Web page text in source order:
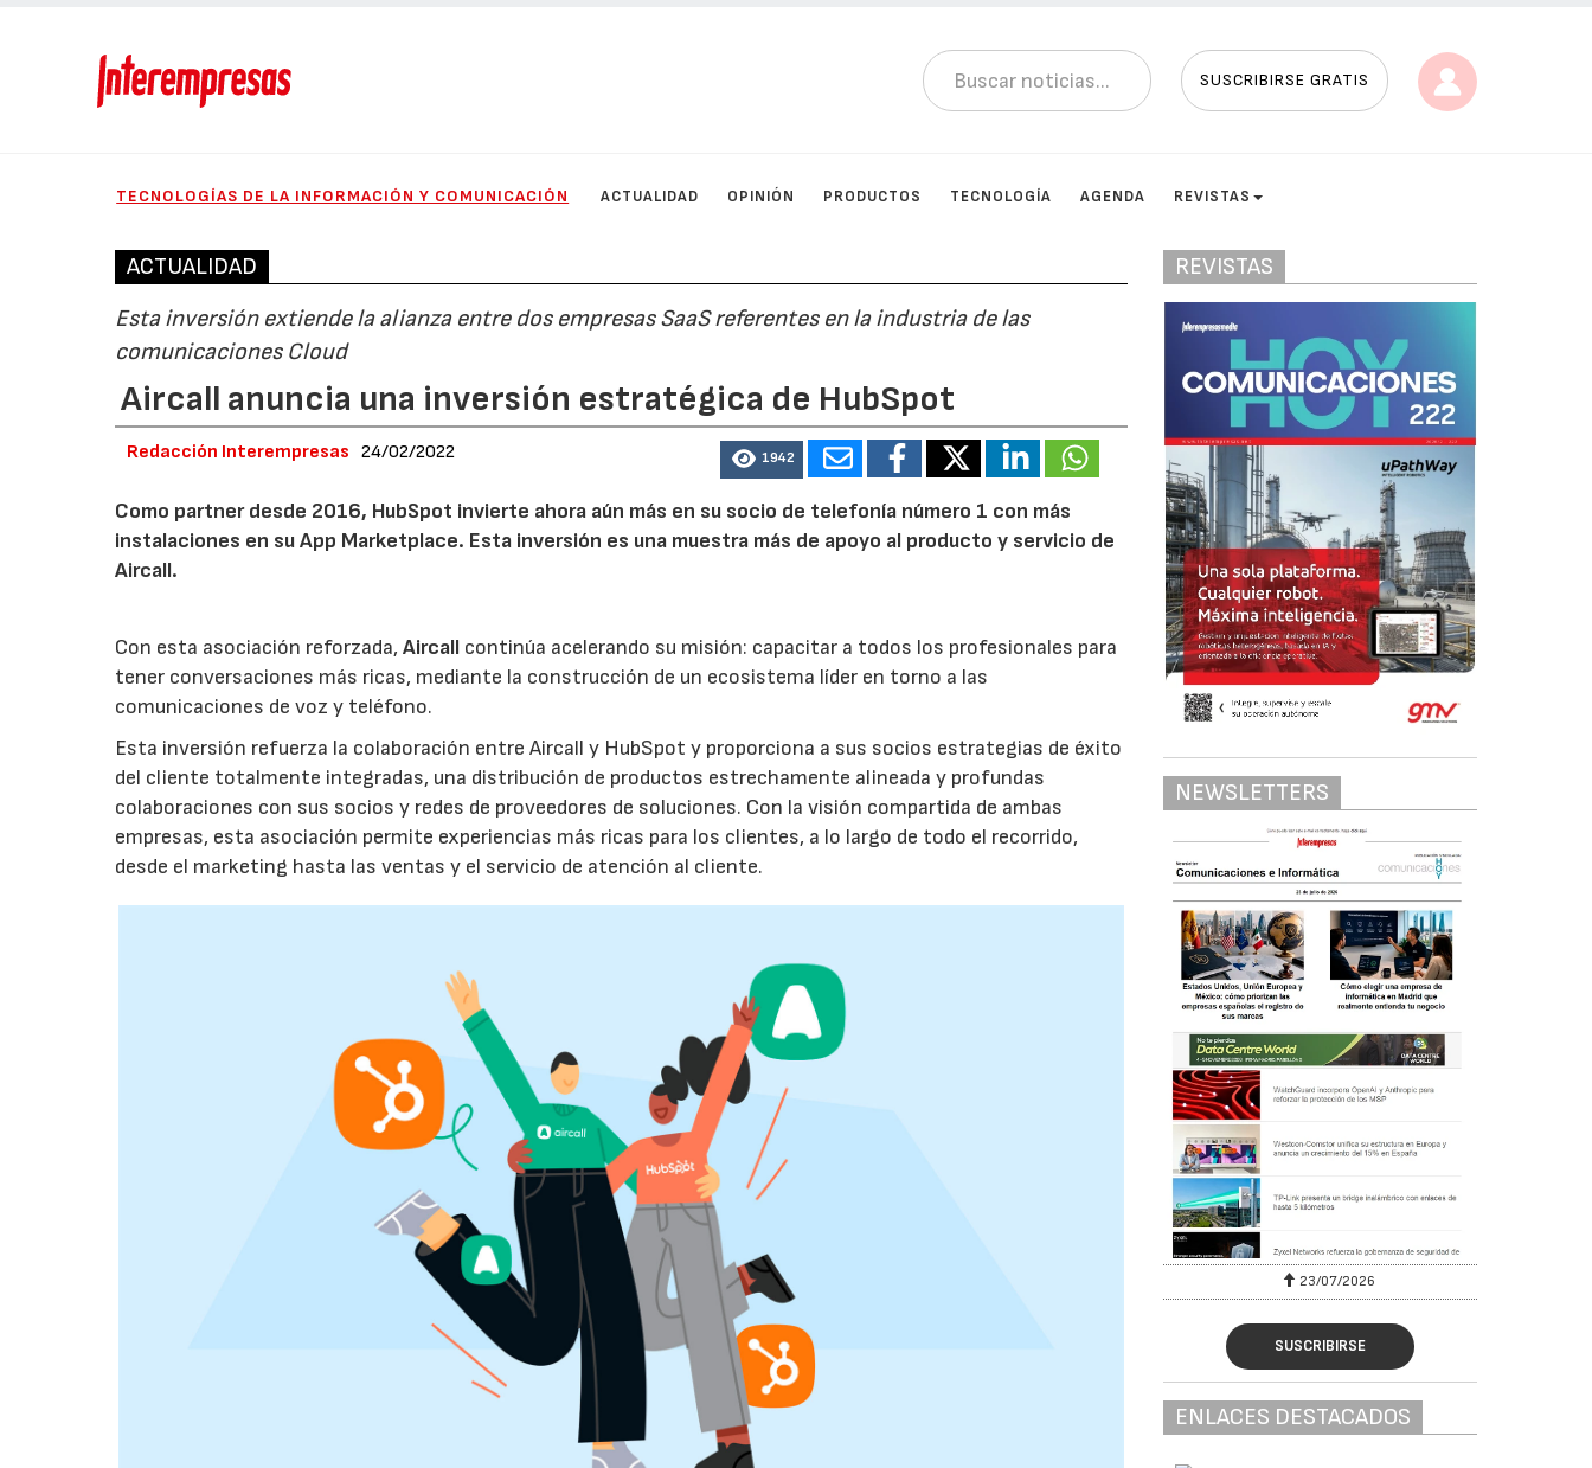
SUSCRIBIRSE GRATIS
TECNOLOGÍAS DE LA INFORMACIÓN Y COMUNICACIÓN ACTUALIDAD OPINIÓN PRODUCTOS TECNOLOGÍA AGENDA REVISTAS
ACTUALIDAD
Esta inversión extiende la alianza entre dos empresas SaaS referentes en la industria de las
comunicaciones Cloud
Aircall anuncia una inversión estratégica de HubSpot
Redacción Interempresas 24/02/2022 1942
Como partner desde 2016, HubSpot invierte ahora aún más en su socio de telefonía número 1 con más
instalaciones en su App Marketplace. Esta inversión es una muestra más de apoyo al producto y servicio de
Aircall.
Con esta asociación reforzada,Aircall continúa acelerando su misión: capacitar a todos los profesionales para
tener conversaciones más ricas, mediante la construcción de un ecosistema líder en torno a las
comunicaciones de voz y teléfono.
Esta inversión refuerza la colaboración entre Aircall y HubSpot y proporciona a sus socios estrategias de éxito
del cliente totalmente integradas, una distribución de productos estrechamente alineada y profundas
colaboraciones con sus socios y redes de proveedores de soluciones. Con la visión compartida de ambas
empresas, esta asociación permite experiencias más ricas para los clientes, a lo largo de todo el recorrido,
desde el marketing hasta las ventas y el servicio de atención al cliente.
REVISTAS
NEWSLETTERS
23/07/2026 23/07/2026
SUSCRIBIRSE
ENLACES DESTACADOS